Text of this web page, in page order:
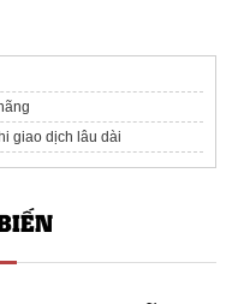
giao dịch lâu dài